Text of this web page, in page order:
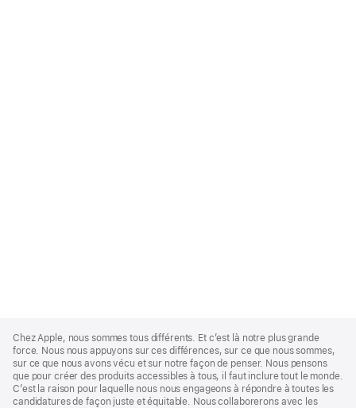
Footer
Chez Apple, nous sommes tous différents. Et c’est là notre plus grande
force. Nous nous appuyons sur ces différences, sur ce que nous sommes,
sur ce que nous avons vécu et sur notre façon de penser. Nous pensons
que pour créer des produits accessibles à tous, il faut inclure tout le monde.
C’est la raison pour laquelle nous nous engageons à répondre à toutes les
candidatures de façon juste et équitable. Nous collaborerons avec les